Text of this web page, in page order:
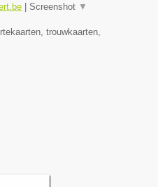
| Screenshot ▼
trouwkaarten,